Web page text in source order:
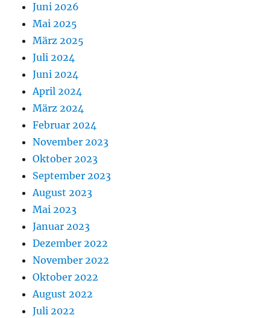
Juni 2026
Mai 2025
März 2025
Juli 2024
Juni 2024
April 2024
März 2024
Februar 2024
November 2023
Oktober 2023
September 2023
August 2023
Mai 2023
Januar 2023
Dezember 2022
November 2022
Oktober 2022
August 2022
Juli 2022